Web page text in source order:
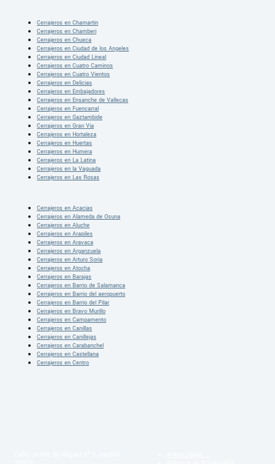
Cerrajeros en Chamartin
Cerrajeros en Chamberi
Cerrajeros en Chueca
Cerrajeros en Ciudad de los Angeles
Cerrajeros en Ciudad Lineal
Cerrajeros en Cuatro Caminos
Cerrajeros en Cuatro Vientos
Cerrajeros en Delicias
Cerrajeros en Embajadores
Cerrajeros en Ensanche de Vallecas
Cerrajeros en Fuencarral
Cerrajeros en Gaztambide
Cerrajeros en Gran Via
Cerrajeros en Hortaleza
Cerrajeros en Huertas
Cerrajeros en Humera
Cerrajeros en La Latina
Cerrajeros en la Vaguada
Cerrajeros en Las Rosas
Cerrajeros en Acacias
Cerrajeros en Alameda de Osuna
Cerrajeros en Aluche
Cerrajeros en Arapiles
Cerrajeros en Aravaca
Cerrajeros en Arganzuela
Cerrajeros en Arturo Soria
Cerrajeros en Atocha
Cerrajeros en Barajas
Cerrajeros en Barrio de Salamanca
Cerrajeros en Barrio del aeropuerto
Cerrajeros en Barrio del Pilar
Cerrajeros en Bravo Murillo
Cerrajeros en Campamento
Cerrajeros en Canillas
Cerrajeros en Canillejas
Cerrajeros en Carabanchel
Cerrajeros en Castellana
Cerrajeros en Centro